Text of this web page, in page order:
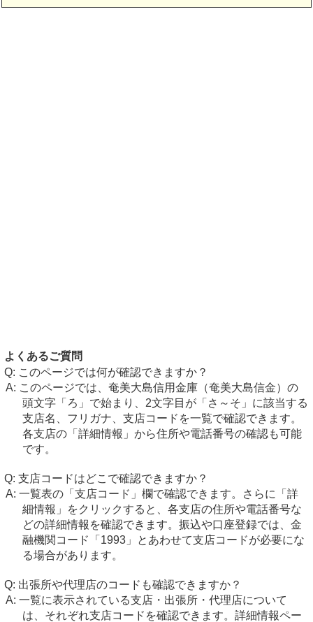
よくあるご質問
このページでは何が確認できますか？
このページでは、奄美大島信用金庫（奄美大島信金）の
頭文字「ろ」で始まり、2文字目が「さ～そ」に該当する
支店名、フリガナ、支店コードを一覧で確認できます。
各支店の「詳細情報」から住所や電話番号の確認も可能
です。
支店コードはどこで確認できますか？
一覧表の「支店コード」欄で確認できます。さらに「詳
細情報」をクリックすると、各支店の住所や電話番号な
どの詳細情報を確認できます。振込や口座登録では、金
融機関コード「1993」とあわせて支店コードが必要にな
る場合があります。
出張所や代理店のコードも確認できますか？
一覧に表示されている支店・出張所・代理店について
は、それぞれ支店コードを確認できます。詳細情報ペー